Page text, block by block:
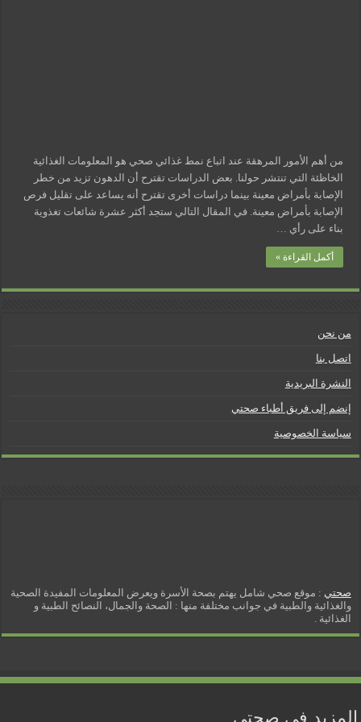
من أهم الأمور المرهقة عند اتباع نمط غذائي صحي هو المعلومات الغذائية
الخاظئة التي تنتشر حولنا. بعض الدراسات تقترح أن الدهون تزيد من خطر
الإصابة بأمراض معينة بينما دراسات أخرى تقترح أنه يساعد على تقليل فرص
الإصابة بأمراض معينة. في المقال التالي ستجد أكثر عشرة شائعات تغذوية
بناء على رأي …
أكمل القراءة »
من نحن
اتصل بنا
النشرة البريدية
إنضم إلى فريق أطباء صحتي
سياسة الخصوصية
صحتي : موقع صحي شامل يهتم بصحة الأسرة ويعرض المعلومات المفيدة الصحية
والغذائية والطبية في جوانب مختلفة منها : الصحة والجمال، النصائح الطبية و
الغذائية .
المزيد في صحتي